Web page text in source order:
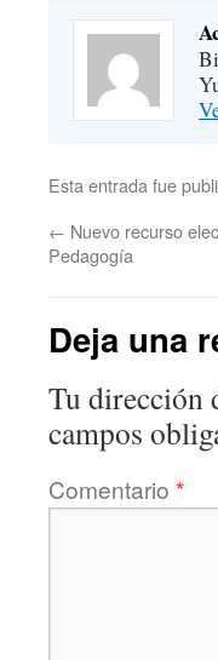
Esta entrada fue
← Nuevo recurso
Pedagogía
Deja una
Tu dirección
campos
Comentario *